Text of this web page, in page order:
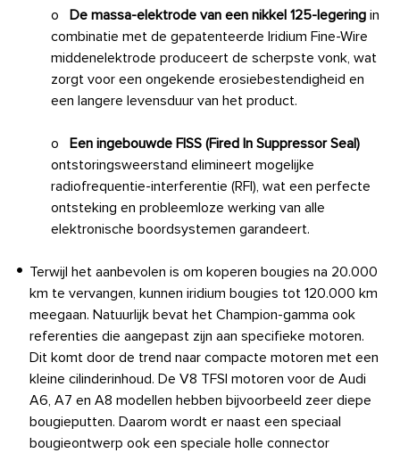
o De massa-elektrode van een nikkel 125-legering in
combinatie met de gepatenteerde Iridium Fine-Wire
middenelektrode produceert de scherpste vonk, wat
zorgt voor een ongekende erosiebestendigheid en
een langere levensduur van het product.
o Een ingebouwde FISS (Fired In Suppressor Seal)
ontstoringsweerstand elimineert mogelijke
radiofrequentie-interferentie (RFI), wat een perfecte
ontsteking en probleemloze werking van alle
elektronische boordsystemen garandeert.
Terwijl het aanbevolen is om koperen bougies na 20.000
km te vervangen, kunnen iridium bougies tot 120.000 km
meegaan. Natuurlijk bevat het Champion-gamma ook
referenties die aangepast zijn aan specifieke motoren.
Dit komt door de trend naar compacte motoren met een
kleine cilinderinhoud. De V8 TFSI motoren voor de Audi
A6, A7 en A8 modellen hebben bijvoorbeeld zeer diepe
bougieputten. Daarom wordt er naast een speciaal
bougieontwerp ook een speciale holle connector